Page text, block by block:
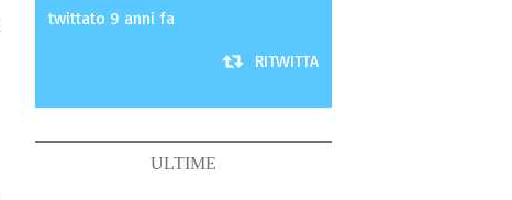
twittato 9 anni fa
RITWITTA
ULTIME